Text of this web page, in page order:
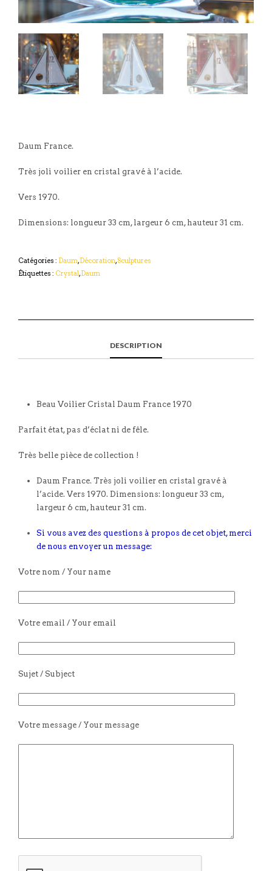
Daum France.
Très joli voilier en cristal gravé à l’acide.
Vers 1970.
Dimensions: longueur 33 cm, largeur 6 cm, hauteur 31 cm.
Catégories : Daum,Décoration,Sculptures
Étiquettes : Crystal,Daum
DESCRIPTION
Beau Voilier Cristal Daum France 1970
Parfait état, pas d’éclat ni de fêle.
Très belle pièce de collection !
Daum France. Très joli voilier en cristal gravé à
l’acide. Vers 1970. Dimensions: longueur 33 cm,
largeur 6 cm, hauteur 31 cm.
Si vous avez des questions à propos de cet objet, merci
de nous envoyer un message:
Votre nom / Your name
Votre email / Your email
Sujet / Subject
Votre message / Your message